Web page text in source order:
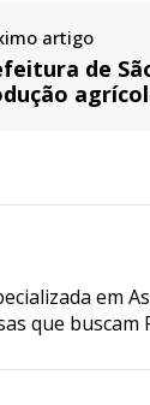
artigo
de
em
que